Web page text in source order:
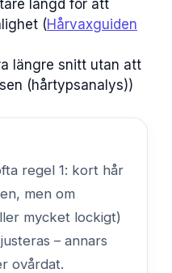
längd för att
(Hårvaxguiden
längre snitt utan att
(hårtypsanalys))
regel 1: kort hår
men om
mycket lockigt)
– annars
ovårdat.